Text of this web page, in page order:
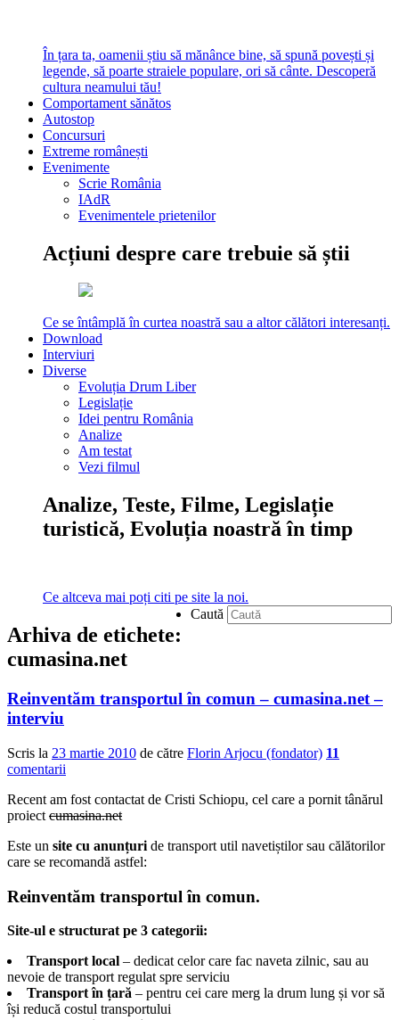
În țara ta, oamenii știu să mănânce bine, să spună povești și
legende, să poarte straiele populare, ori să cânte. Descoperă
cultura neamului tău!
Comportament sănătos
Autostop
Concursuri
Extreme românești
Evenimente
Scrie România
IAdR
Evenimentele prietenilor
Acțiuni despre care trebuie să știi
Ce se întâmplă în curtea noastră sau a altor călători interesanți.
Download
Interviuri
Diverse
Evoluția Drum Liber
Legislație
Idei pentru România
Analize
Am testat
Vezi filmul
Analize, Teste, Filme, Legislație
turistică, Evoluția noastră în timp
Ce altceva mai poți citi pe site la noi.
Caută
Arhiva de etichete:
cumasina.net
Reinventăm transportul în comun – cumasina.net –
interviu
Scris la 23 martie 2010 de către Florin Arjocu (fondator) 11
comentarii
Recent am fost contactat de Cristi Schiopu, cel care a pornit tânărul
proiect cumasina.net
Este un site cu anunțuri de transport util navetiștilor sau călătorilor
care se recomandă astfel:
Reinventăm transportul în comun.
Site-ul e structurat pe 3 categorii:
Transport local – dedicat celor care fac naveta zilnic, sau au
nevoie de transport regulat spre serviciu
Transport în țară – pentru cei care merg la drum lung și vor să
își reducă costul transportului